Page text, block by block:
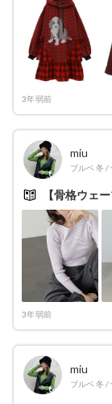
3年弱前
miu
ブルベ 冬 /
【骨格ウェ
3年弱前
miu
ブルベ 冬 /